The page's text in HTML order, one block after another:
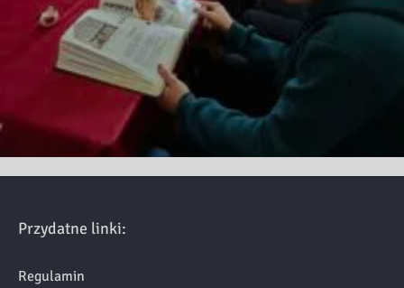
Przydatne linki:
Regulamin